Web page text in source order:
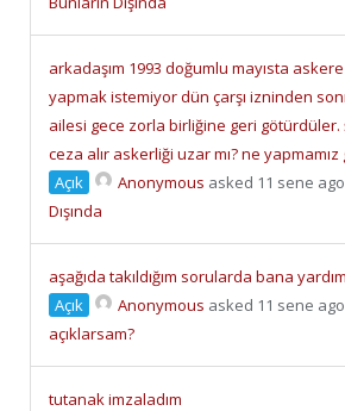
arkadaşım 1993 doğumlu mayısta
yapmak istemiyor dün çarşı izninden
ailesi gece zorla birliğine geri götürdüler.
ceza alır askerliği uzar mı? ne
Açık
Anonymous asked 11 sene ago
Dışında
aşağıda takıldığım sorularda bana
Açık
Anonymous asked 11 sene ago
açıklarsam?
tutanak imzaladım